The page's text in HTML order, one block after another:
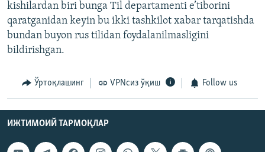
kishilardan biri bunga Til departamenti e’tiborini
qaratganidan keyin bu ikki tashkilot xabar tarqatishda
bundan buyon rus tilidan foydalanilmasligini
bildirishgan.
Ўртоқлашинг VPNсиз ўқиш Follow us
ИЖТИМОИЙ ТАРМОҚЛАР